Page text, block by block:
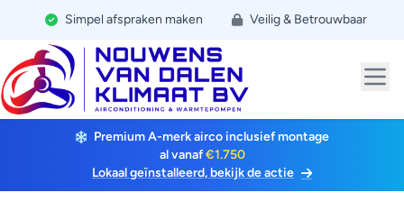
Simpel afspraken maken Veilig & Betrouwbaar
Premium A-merk airco inclusief montage
al vanaf€1.750
Lokaal geïnstalleerd, bekijk de actie